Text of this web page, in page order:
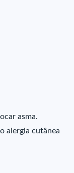
asma.
alergia cutânea